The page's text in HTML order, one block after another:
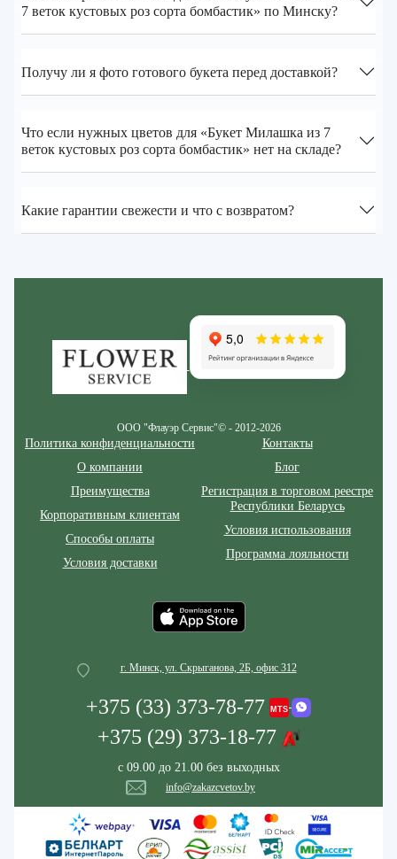
7 веток кустовых роз сорта бомбастик» по Минску?
Получу ли я фото готового букета перед доставкой?
Что если нужных цветов для «Букет Милашка из 7
веток кустовых роз сорта бомбастик» нет на складе?
Какие гарантии свежести и что с возвратом?
ООО "Флауэр Сервис"© - 2012-2026
Политика конфиденциальности
О компании
Преимущества
Корпоративным клиентам
Способы оплаты
Условия доставки
Контакты
Блог
Регистрация в торговом реестре
Республики Беларусь
Условия использования
Программа лояльности
г. Минск, ул. Скрыганова, 2Б, офис 312
+375 (33) 373-78-77
+375 (29) 373-18-77
с 09.00 до 21.00 без выходных
info@zakazcvetov.by